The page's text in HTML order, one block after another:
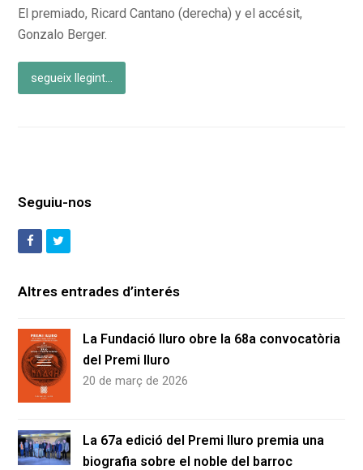
El premiado, Ricard Cantano (derecha) y el accésit,
Gonzalo Berger.
segueix llegint...
Seguiu-nos
FacebookTwitter
Altres entrades d’interés
La Fundació Iluro obre la 68a convocatòria
del Premi Iluro
20 de març de 2026
La 67a edició del Premi Iluro premia una
biografia sobre el noble del barroc